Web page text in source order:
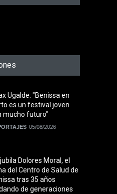
Ugalde: "Benissa en
es un festival joven
mucho futuro"
05/08/2026
Dolores Moral, el
del Centro de Salud de
tras 35 años
de generaciones